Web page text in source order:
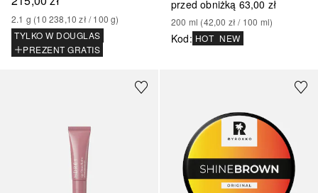
2.1 g (10 238,10 zł / 100 g)
TYLKO W DOUGLAS
PREZENT GRATIS
przed obniżką 63,00 zł
200 ml (42,00 zł / 100 ml)
Kod: HOT NEW